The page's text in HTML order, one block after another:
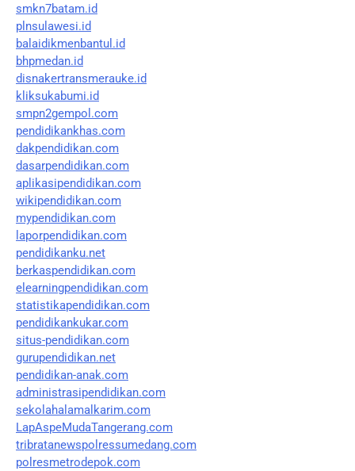
smkn7batam.id
plnsulawesi.id
balaidikmenbantul.id
bhpmedan.id
disnakertransmerauke.id
kliksukabumi.id
smpn2gempol.com
pendidikankhas.com
dakpendidikan.com
dasarpendidikan.com
aplikasipendidikan.com
wikipendidikan.com
mypendidikan.com
laporpendidikan.com
pendidikanku.net
berkaspendidikan.com
elearningpendidikan.com
statistikapendidikan.com
pendidikankukar.com
situs-pendidikan.com
gurupendidikan.net
pendidikan-anak.com
administrasipendidikan.com
sekolahalamalkarim.com
LapAspeMudaTangerang.com
tribratanewspolressumedang.com
polresmetrodepok.com